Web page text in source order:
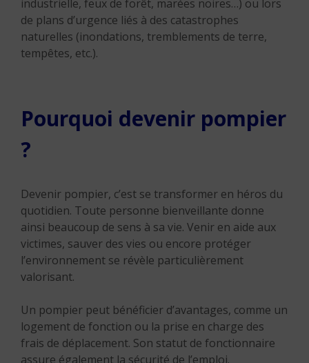
industrielle, feux de forêt, marées noires…) ou lors
de plans d’urgence liés à des catastrophes
naturelles (inondations, tremblements de terre,
tempêtes, etc.).
Pourquoi devenir pompier
?
Devenir pompier, c’est se transformer en héros du
quotidien. Toute personne bienveillante donne
ainsi beaucoup de sens à sa vie. Venir en aide aux
victimes, sauver des vies ou encore protéger
l’environnement se révèle particulièrement
valorisant.
Un pompier peut bénéficier d’avantages, comme un
logement de fonction ou la prise en charge des
frais de déplacement. Son statut de fonctionnaire
assure également la sécurité de l’emploi.